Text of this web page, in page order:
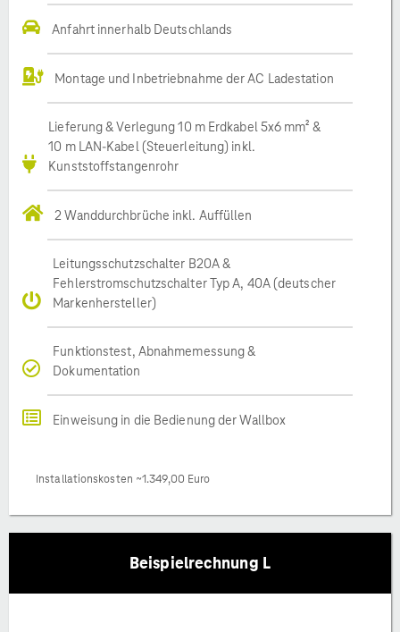
Anfahrt innerhalb Deutschlands
Montage und Inbetriebnahme der AC Ladestation
Lieferung & Verlegung 10 m Erdkabel 5x6 mm² &
10 m LAN-Kabel (Steuerleitung) inkl.
Kunststoffstangenrohr
2 Wanddurchbrüche inkl. Auffüllen
Leitungsschutzschalter B20A &
Fehlerstromschutzschalter Typ A, 40A (deutscher
Markenhersteller)
Funktionstest, Abnahmemessung &
Dokumentation
Einweisung in die Bedienung der Wallbox
Installationskosten ~1.349,00 Euro
Beispielrechnung L